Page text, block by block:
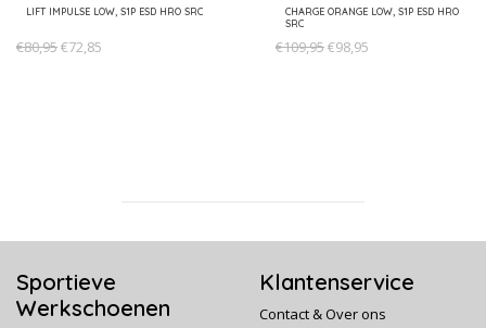
LIFT IMPULSE LOW, S1P ESD HRO SRC
€80,95€72,85
CHARGE ORANGE LOW, S1P ESD HRO
SRC
€109,95€98,95
Sportieve
Werkschoenen
Klantenservice
Contact & Over ons